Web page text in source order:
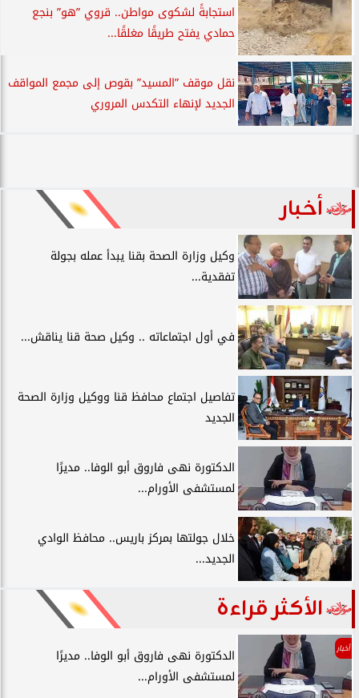
استجابةً لشكوى مواطن.. قروي ”هو” بنجع
حمادي يفتح طريقًا مغلقًا...
نقل موقف ”المسيد” بقوص إلى مجمع المواقف
الجديد لإنهاء التكدس المروري
أخبار
وكيل وزارة الصحة بقنا يبدأ عمله بجولة
تفقدية...
في أول اجتماعاته .. وكيل صحة قنا يناقش...
تفاصيل اجتماع محافظ قنا ووكيل وزارة الصحة
الجديد
الدكتورة نهى فاروق أبو الوفا.. مديرًا
لمستشفى الأورام...
خلال جولتها بمركز باريس.. محافظ الوادي
الجديد...
الأكثر قراءة
أخبار
الدكتورة نهى فاروق أبو الوفا.. مديرًا
لمستشفى الأورام...